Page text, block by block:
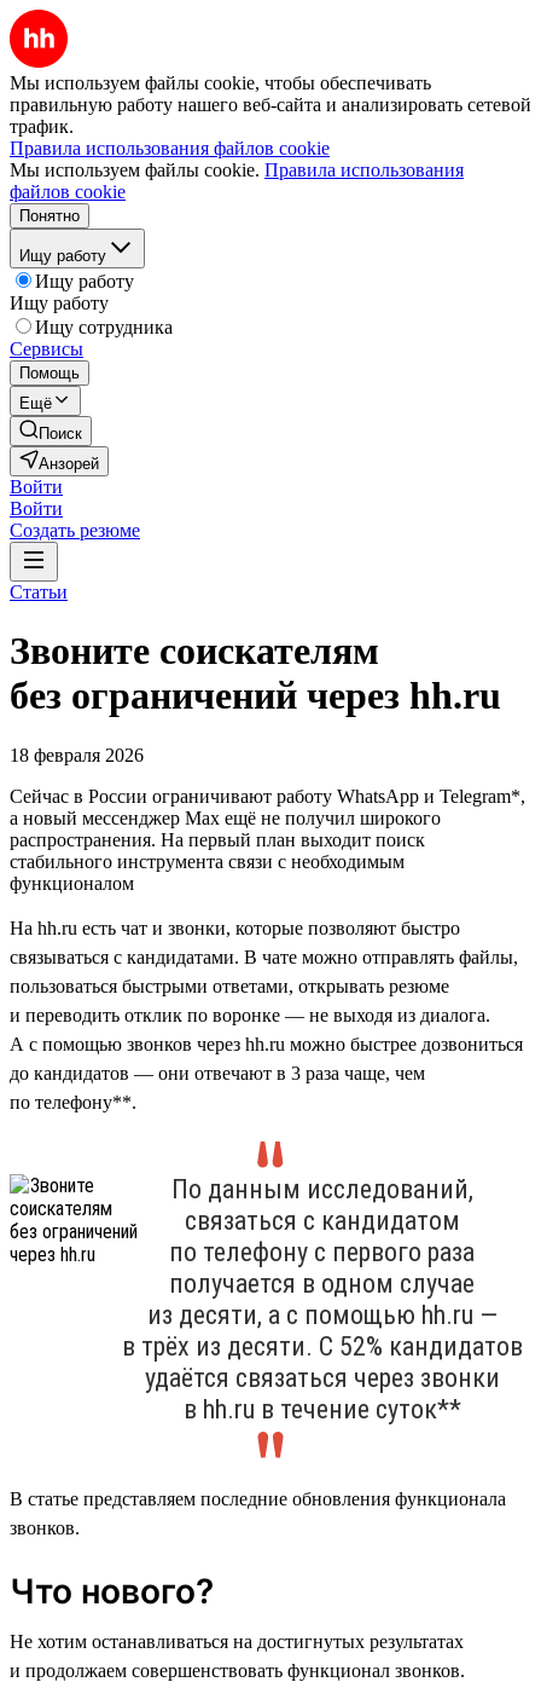
Мы используем файлы cookie, чтобы обеспечивать
правильную работу нашего веб-сайта и анализировать сетевой
трафик.
Правила использования файлов cookie
Мы используем файлы cookie. Правила использования
файлов cookie
Понятно
Ищу работу
Ищу работу
Ищу работу
Ищу сотрудника
Сервисы
Помощь
Ещё
Поиск
Анзорей
Войти
Войти
Создать резюме
Статьи
Звоните соискателям
без ограничений через hh.ru
18 февраля 2026
Cейчас в России ограничивают работу WhatsApp и Telegram*,
а новый мессенджер Max ещё не получил широкого
распространения. На первый план выходит поиск
стабильного инструмента связи с необходимым
функционалом
На hh.ru есть чат и звонки, которые позволяют быстро
связываться с кандидатами. В чате можно отправлять файлы,
пользоваться быстрыми ответами, открывать резюме
и переводить отклик по воронке — не выходя из диалога.
А с помощью звонков через hh.ru можно быстрее дозвониться
до кандидатов — они отвечают в 3 раза чаще, чем
по телефону**.
По данным исследований,
связаться с кандидатом
по телефону с первого раза
получается в одном случае
из десяти, а с помощью hh.ru —
в трёх из десяти. С 52% кандидатов
удаётся связаться через звонки
в hh.ru в течение суток**
В статье представляем последние обновления функционала
звонков.
Что нового?
Не хотим останавливаться на достигнутых результатах
и продолжаем совершенствовать функционал звонков.